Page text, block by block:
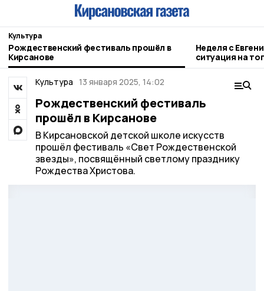
Культура
Рождественский фестиваль прошёл в
Кирсанове
Неделя с
ситуация на
городе и
Культура 13 января 2025, 14:02
Рождественский фестиваль
прошёл в Кирсанове
В Кирсановской детской школе искусств
прошёл фестиваль «Свет Рождественской
звезды», посвящённый светлому празднику
Рождества Христова.